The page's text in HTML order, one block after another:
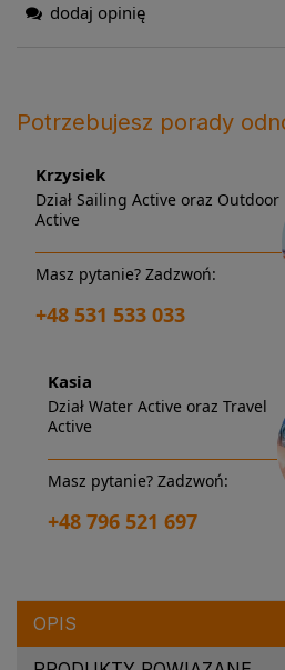
dodaj opinię
Potrzebujesz porady
Krzysiek
Dział Sailing Active oraz Outdoor
Active
Masz pytanie? Zadzwoń:
+48 531 533 033
Kasia
Dział Water Active oraz Travel
Active
Masz pytanie? Zadzwoń:
+48 796 521 697
OPIS